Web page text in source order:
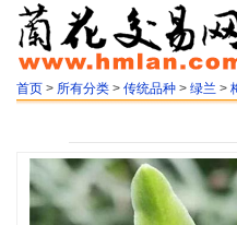
首页 > 所有分类 > 传统品种 > 绿兰 >